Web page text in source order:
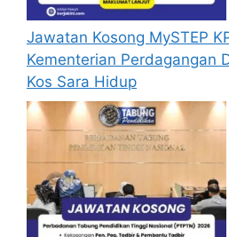
Jawatan Kosong MySTEP
Kementerian Perdagangan
Kos Sara Hidup